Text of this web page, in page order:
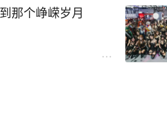
那个峥嵘岁月